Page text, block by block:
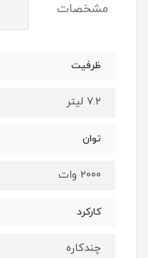
مشخصات
ظرفیت
۷.۲ لیتر
توان
۲۰۰۰ وات
کارکرد
چندکاره